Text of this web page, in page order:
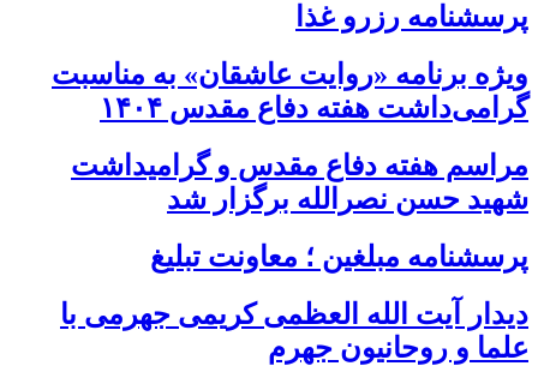
پرسشنامه رزرو غذا
ویژه برنامه «روایت عاشقان» به مناسبت
گرامی‌داشت هفته دفاع مقدس ۱۴۰۴
مراسم هفته دفاع مقدس و گرامیداشت
شهید حسن نصرالله برگزار شد
پرسشنامه مبلغین ؛ معاونت تبلیغ
دیدار آیت الله العظمی کریمی جهرمی با
علما و روحانیون جهرم